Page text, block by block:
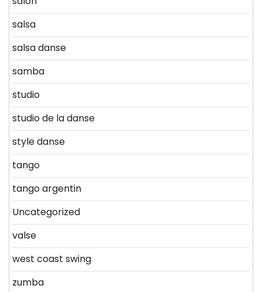
salsa
salsa danse
samba
studio
studio de la danse
style danse
tango
tango argentin
Uncategorized
valse
west coast swing
zumba